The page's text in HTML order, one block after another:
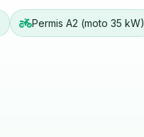
Permis A2 (moto 35 kW)